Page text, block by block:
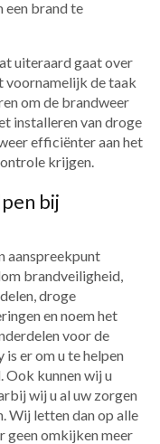
een brand te
uiteraard gaat over
voornamelijk de taak
om de brandweer
installeren van droge
efficiënter aan het
krijgen.
bij
aanspreekpunt
brandveiligheid,
droge
en noem het
voor de
is er om u te helpen
Ook kunnen wij u
wij u al uw zorgen
Wij letten dan op alle
geen omkijken meer